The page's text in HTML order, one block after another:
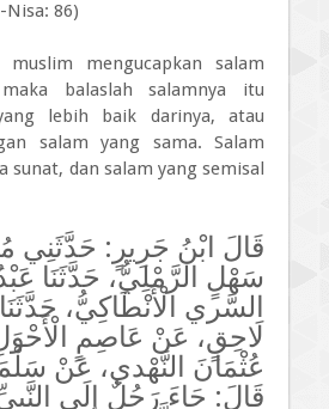
Nisa: 86)
muslim mengucapkan salam
balaslah salamnya itu
lebih baik darinya, atau
salam yang sama. Salam
sunat, dan salam yang semisal
قَالَ ابْنُ جَرِيرٍ:
سَهْلٍ الرَّمْلِيُّ، حَدَّثَنَا
السَّري الْأَنْطَاكِيُّ،
لَاحِقٍ، عَنْ عَاصِمٍ
عُثْمَانَ النَّهْدي، عَنْ
قَالَ: جَاءَ رَجُلٌ إِلَى